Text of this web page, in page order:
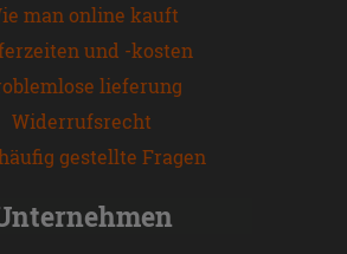
man online kauft
und -kosten
lieferung
Widerrufsrecht
gestellte Fragen